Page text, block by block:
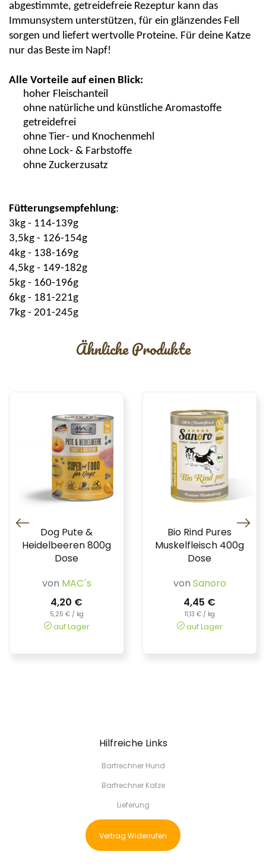
abgestimmte, getreidefreie Rezeptur kann das
Immunsystem unterstützen, für ein glänzendes Fell
sorgen und liefert wertvolle Proteine. Für deine Katze
nur das Beste im Napf!
Alle Vorteile auf einen Blick:
hoher Fleischanteil
ohne natürliche und künstliche Aromastoffe
getreidefrei
ohne Tier- und Knochenmehl
ohne Lock- & Farbstoffe
ohne Zuckerzusatz
Fütterungsempfehlung:
3kg - 114-139g
3,5kg - 126-154g
4kg - 138-169g
4,5kg - 149-182g
5kg - 160-196g
6kg - 181-221g
7kg - 201-245g
Ähnliche Produkte
Dog Pute &
Heidelbeeren 800g
Dose
von MAC´s
4,20 €
5,25 € / kg
auf Lager
Bio Rind Pures
Muskelfleisch 400g
Dose
von Sanoro
4,45 €
11,13 € / kg
auf Lager
Hilfreiche Links
Barfrechner Hund
Barfrechner Katze
Lieferung
Vertrag Widerrufen